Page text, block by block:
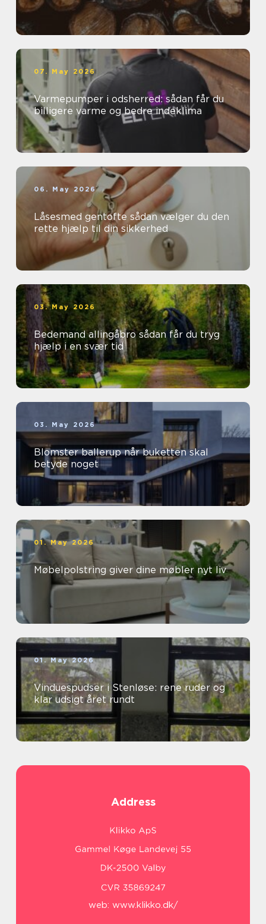
07. May 2026
Varmepumper i odsherred: sådan får du
billigere varme og bedre indeklima
06. May 2026
Låsesmed gentofte sådan vælger du den
rette hjælp til din sikkerhed
03. May 2026
Bedemand allingåbro sådan får du tryg
hjælp i en svær tid
03. May 2026
Blomster ballerup når buketten skal
betyde noget
01. May 2026
Møbelpolstring giver dine møbler nyt liv
01. May 2026
Vinduespudser i Stenløse: rene ruder og
klar udsigt året rundt
Address
web: www.klikko.dk/